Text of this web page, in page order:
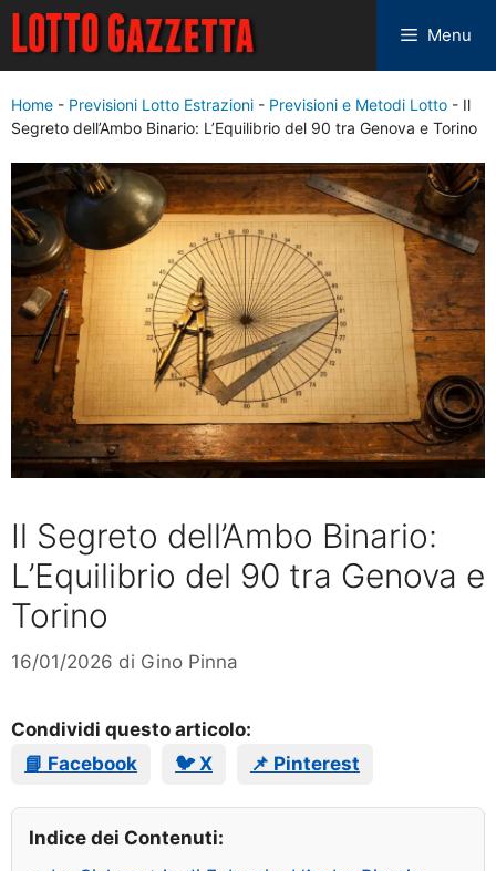
Menu
Home - Previsioni Lotto Estrazioni - Previsioni e Metodi Lotto - Il
Segreto dell’Ambo Binario: L’Equilibrio del 90 tra Genova e Torino
Il Segreto dell’Ambo Binario:
L’Equilibrio del 90 tra Genova e
Torino
16/01/2026 di Gino Pinna
Condividi questo articolo:
📘 Facebook
🐦 X 📌 Pinterest
Indice dei Contenuti: